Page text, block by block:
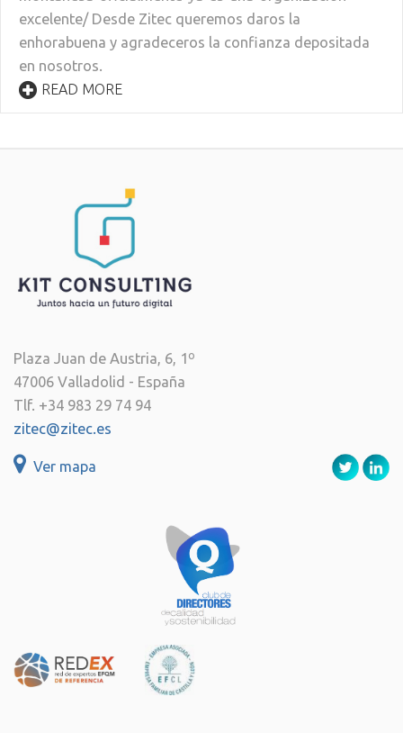
excelente/ Desde Zitec queremos daros la
enhorabuena y agradeceros la confianza depositada
en nosotros.
READ MORE
Plaza Juan de Austria, 6, 1º
47006 Valladolid - España
Tlf. +34 983 29 74 94
zitec@zitec.es
Ver mapa